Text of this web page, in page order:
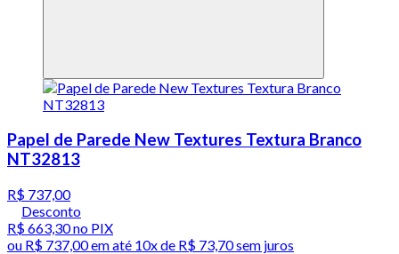
Papel de Parede New Textures Textura Branco
NT32813
R$ 737,00
Desconto
R$ 663,30no PIX
ou R$ 737,00em até 10x de R$ 73,70 sem juros